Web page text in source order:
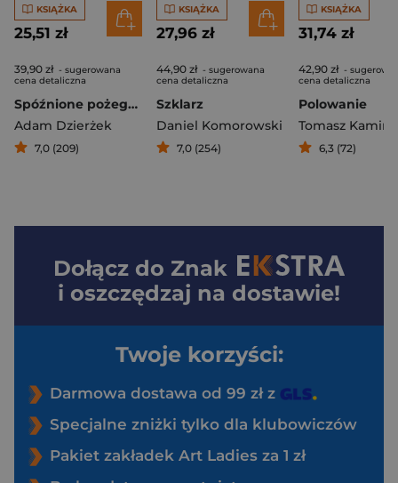
KSIĄŻKA
25,51 zł
39,90 zł - sugerowana
cena detaliczna
Spóźnione pożegnanie
Adam Dzierżek
7,0 (209)
KSIĄŻKA
27,96 zł
44,90 zł - sugerowana
cena detaliczna
Szklarz
Daniel Komorowski
7,0 (254)
KSIĄŻKA
31,74 zł
42,90 zł -
cena detaliczna
Polowanie
Tomasz
6,3 (72)
Dołącz do Znak
i oszczędzaj na dostawie!
Twoje korzyści:
Darmowa dostawa od 99 zł z
Specjalne zniżki tylko dla klubowiczów
Pakiet zakładek Art Ladies za 1 zł